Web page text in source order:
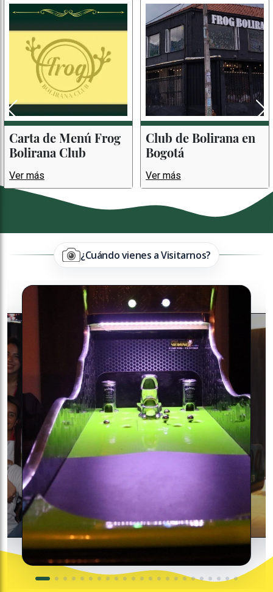
Carta de Menú Frog
Bolirana Club
Ver más
Club de Bolirana en
Bogotá
Ver más
¿Cuándo vienes a Visitarnos?